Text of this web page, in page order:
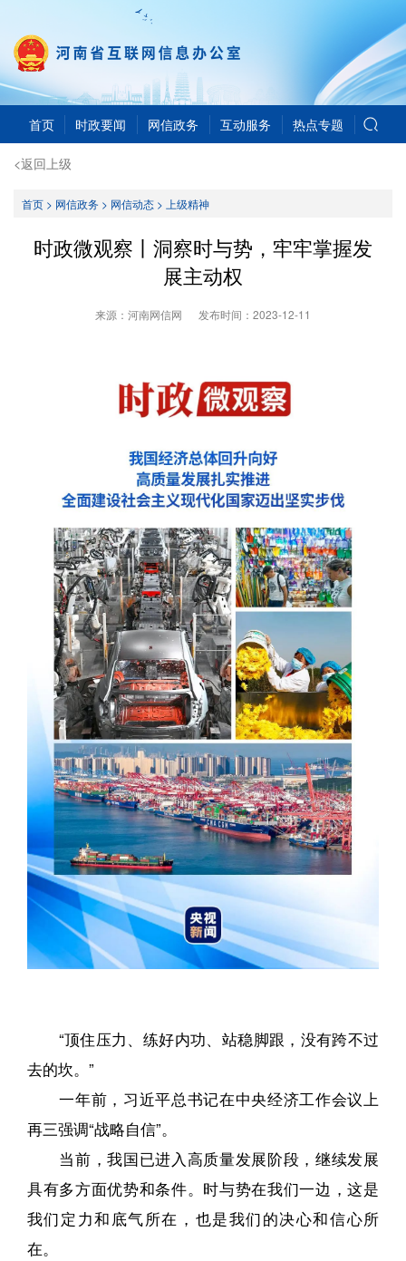
首页 时政要闻 网信政务 互动服务 热点专题
<返回上级
首页> 网信政务> 网信动态> 上级精神
时政微观察丨洞察时与势，牢牢掌握发
展主动权
来源：河南网信网 发布时间： 2023-12-11
“顶住压力、练好内功、站稳脚跟，没有跨不过
去的坎。”
一年前，习近平总书记在中央经济工作会议上
再三强调“战略自信”。
当前，我国已进入高质量发展阶段，继续发展
具有多方面优势和条件。时与势在我们一边，这是
我们定力和底气所在，也是我们的决心和信心所
在。